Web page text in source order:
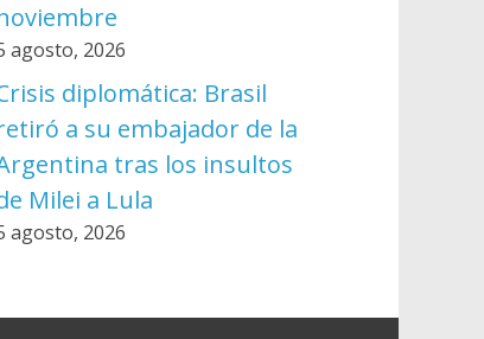
agosto, 2026
diplomática: Brasil
a su embajador de la
tras los insultos
Milei a Lula
agosto, 2026